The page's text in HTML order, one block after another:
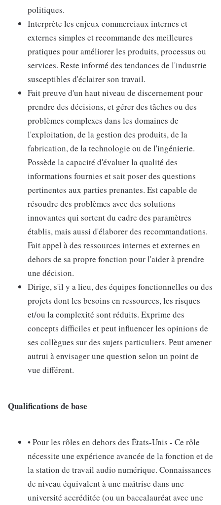
politiques.
Interprète les enjeux commerciaux internes et
externes simples et recommande des meilleures
pratiques pour améliorer les produits, processus ou
services. Reste informé des tendances de l'industrie
susceptibles d'éclairer son travail.
Fait preuve d'un haut niveau de discernement pour
prendre des décisions, et gérer des tâches ou des
problèmes complexes dans les domaines de
l'exploitation, de la gestion des produits, de la
fabrication, de la technologie ou de l'ingénierie.
Possède la capacité d'évaluer la qualité des
informations fournies et sait poser des questions
pertinentes aux parties prenantes. Est capable de
résoudre des problèmes avec des solutions
innovantes qui sortent du cadre des paramètres
établis, mais aussi d'élaborer des recommandations.
Fait appel à des ressources internes et externes en
dehors de sa propre fonction pour l'aider à prendre
une décision.
Dirige, s'il y a lieu, des équipes fonctionnelles ou des
projets dont les besoins en ressources, les risques
et/ou la complexité sont réduits. Exprime des
concepts difficiles et peut influencer les opinions de
ses collègues sur des sujets particuliers. Peut amener
autrui à envisager une question selon un point de
vue différent.
Qualifications de base
• Pour les rôles en dehors des États-Unis - Ce rôle
nécessite une expérience avancée de la fonction et de
la station de travail audio numérique. Connaissances
de niveau équivalent à une maîtrise dans une
université accréditée (ou un baccalauréat avec une